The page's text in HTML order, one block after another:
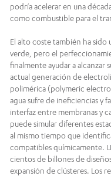
podría acelerar en una
como combustible para el
El alto coste también ha
verde, pero el
finalmente ayudar a alcanzar
actual generación de
polimérica (polymeric
agua sufre de ineficiencias y
interfaz entre membranas y
puede simular diferentes
al mismo tiempo que
compatibles químicamente.
cientos de billones de
expansión de clústeres. Los